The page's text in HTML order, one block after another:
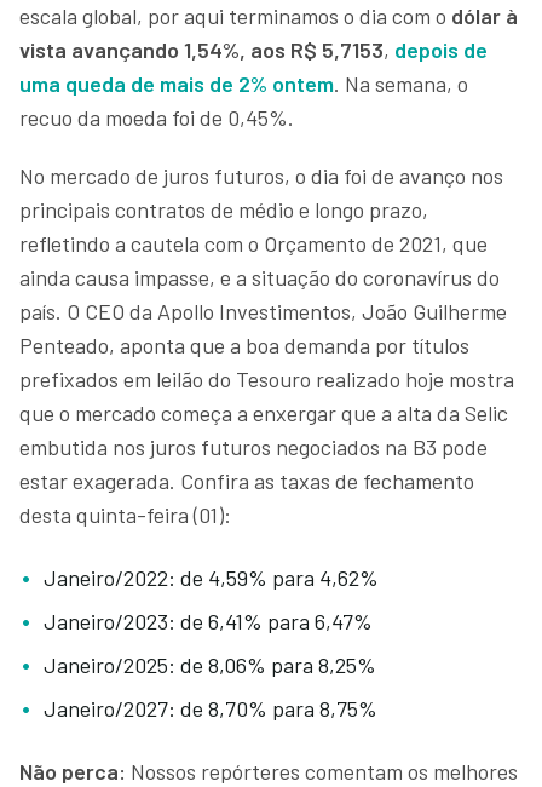
escala global, por aqui terminamos o dia com o dólar à
vista avançando 1,54%, aos R$ 5,7153, depois de
uma queda de mais de 2% ontem. Na semana, o
recuo da moeda foi de 0,45%.
No mercado de juros futuros, o dia foi de avanço nos
principais contratos de médio e longo prazo,
refletindo a cautela com o Orçamento de 2021, que
ainda causa impasse, e a situação do coronavírus do
país. O CEO da Apollo Investimentos, João Guilherme
Penteado, aponta que a boa demanda por títulos
prefixados em leilão do Tesouro realizado hoje mostra
que o mercado começa a enxergar que a alta da Selic
embutida nos juros futuros negociados na B3 pode
estar exagerada. Confira as taxas de fechamento
desta quinta-feira (01):
Janeiro/2022: de 4,59% para 4,62%
Janeiro/2023: de 6,41% para 6,47%
Janeiro/2025: de 8,06% para 8,25%
Janeiro/2027: de 8,70% para 8,75%
Não perca: Nossos repórteres comentam os melhores